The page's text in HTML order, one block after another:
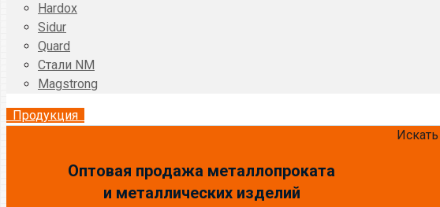
Hardox
Sidur
Quard
Стали NM
Magstrong
Продукция
Оптовая продажа металлопроката
и металлических изделий
Искать